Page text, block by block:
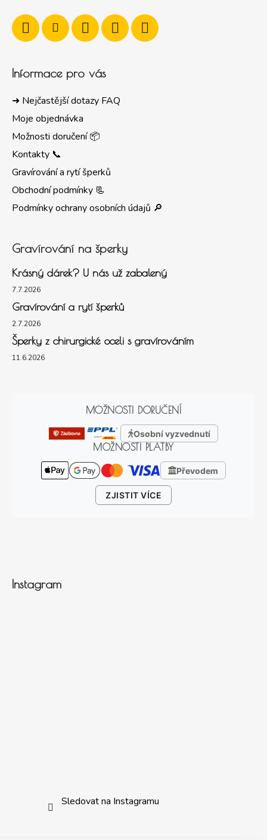
Informace pro vás
➜ Nejčastější dotazy FAQ
Moje objednávka
Možnosti doručení 📦
Kontakty 📞
Gravírování a rytí šperků
Obchodní podmínky 📃
Podmínky ochrany osobních údajů 🔎
Gravírování na šperky
Krásný dárek? U nás už zabalený
7.7.2026
Gravírování a rytí šperků
2.7.2026
Šperky z chirurgické oceli s gravírováním
11.6.2026
MOŽNOSTI DORUČENÍ
Osobní vyzvednutí
MOŽNOSTI PLATBY
Převodem
ZJISTIT VÍCE
Instagram
Sledovat na Instagramu